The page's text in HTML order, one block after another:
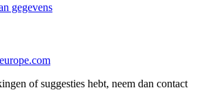
gegevens
of suggesties hebt, neem dan contact